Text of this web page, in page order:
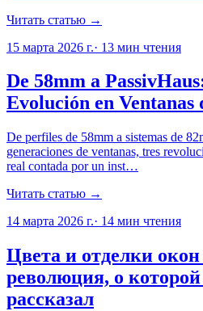
Читать статью →
15 марта 2026 г.· 13 мин чтения
De 58mm a
Evolución en Ventanas
De perfiles de 58mm a sistemas de
generaciones de ventanas, tres
real contada por un inst…
Читать статью →
14 марта 2026 г.· 14 мин чтения
Цвета и отделки
революция, о
рассказал